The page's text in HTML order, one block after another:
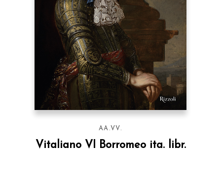
AA.VV.
Vitaliano VI Borromeo ita. libr.